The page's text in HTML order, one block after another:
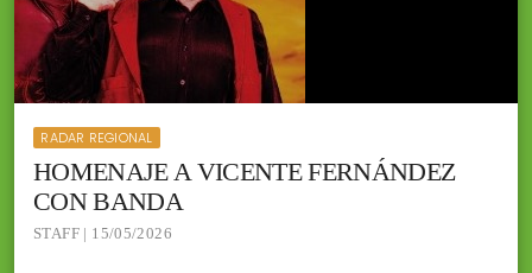
RADAR REGIONAL
HOMENAJE A VICENTE FERNÁNDEZ
CON BANDA
STAFF | 15/05/2026